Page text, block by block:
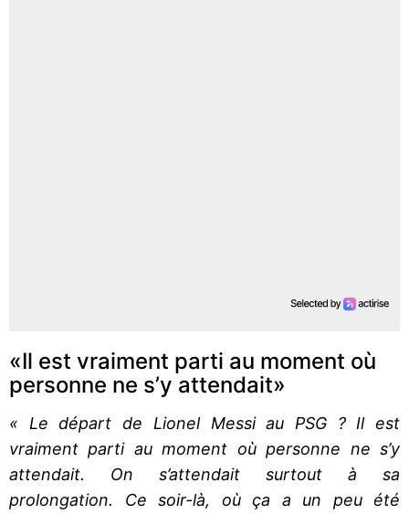
«Il est vraiment parti au moment où
personne ne s’y attendait»
« Le départ de Lionel Messi au PSG ? Il est
vraiment parti au moment où personne ne s’y
attendait. On s’attendait surtout à sa
prolongation. Ce soir-là, où ça a un peu été